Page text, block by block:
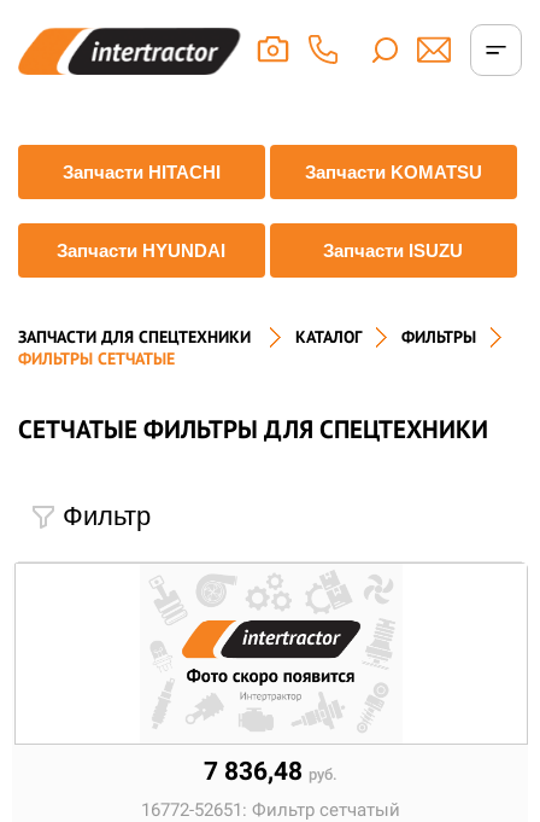
Запчасти HITACHI Запчасти KOMATSU
Запчасти HYUNDAI Запчасти ISUZU
ЗАПЧАСТИ ДЛЯ СПЕЦТЕХНИКИ КАТАЛОГ
ФИЛЬТРЫ
ФИЛЬТРЫ СЕТЧАТЫЕ
СЕТЧАТЫЕ ФИЛЬТРЫ ДЛЯ СПЕЦТЕХНИКИ
Фильтр
7 836,48 руб.
16772-52651: Фильтр сетчатый